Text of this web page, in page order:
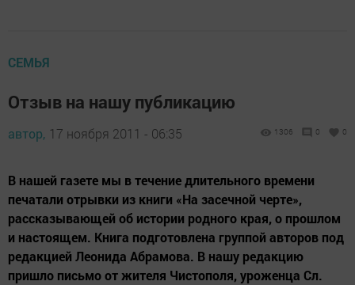
СЕМЬЯ
Отзыв на нашу публикацию
автор, 17 ноября 2011 - 06:35 1306 0 0
В нашей газете мы в течение длительного времени
печатали отрывки из книги «На засечной черте»,
рассказывающей об истории родного края, о прошлом
и настоящем. Книга подготовлена группой авторов под
редакцией Леонида Абрамова. В нашу редакцию
пришло письмо от жителя Чистополя, уроженца Сл.